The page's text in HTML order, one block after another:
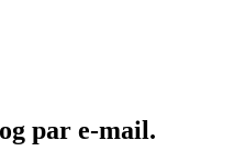
par e-mail.